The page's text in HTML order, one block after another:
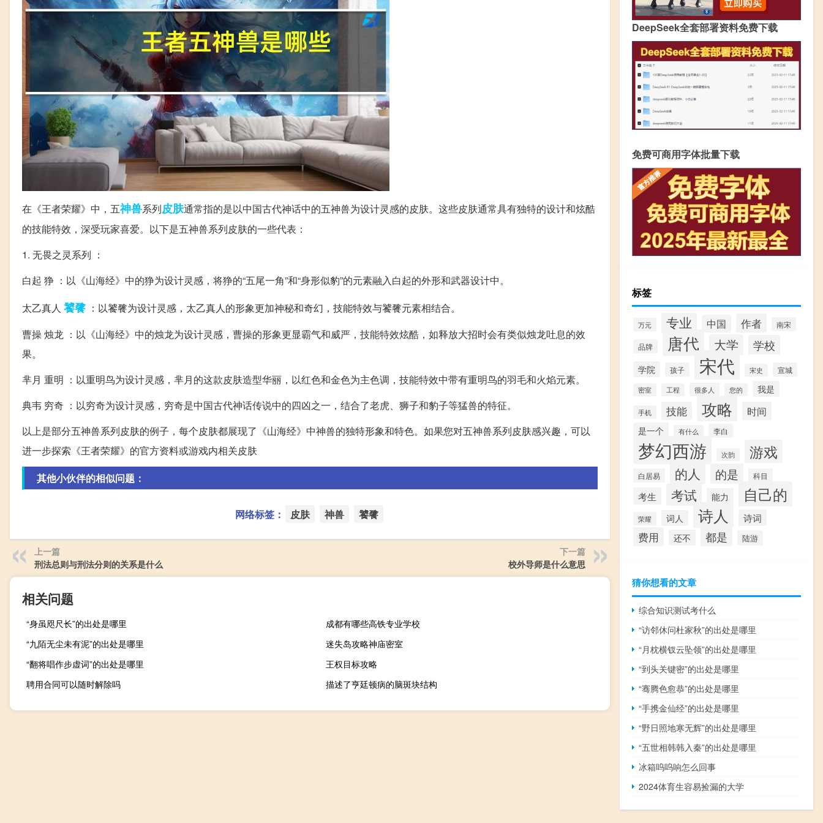
在《王者荣耀》中，五神兽系列皮肤通常指的是以中国古代神话中的五神兽为设计灵感的皮肤。这些皮肤通常具有独特的设计和炫酷
的技能特效，深受玩家喜爱。以下是五神兽系列皮肤的一些代表：
1. 无畏之灵系列 ：
白起 狰 ：以《山海经》中的狰为设计灵感，将狰的“五尾一角”和“身形似豹”的元素融入白起的外形和武器设计中。
太乙真人 饕餮 ：以饕餮为设计灵感，太乙真人的形象更加神秘和奇幻，技能特效与饕餮元素相结合。
曹操 烛龙 ：以《山海经》中的烛龙为设计灵感，曹操的形象更显霸气和威严，技能特效炫酷，如释放大招时会有类似烛龙吐息的效
果。
芈月 重明 ：以重明鸟为设计灵感，芈月的这款皮肤造型华丽，以红色和金色为主色调，技能特效中带有重明鸟的羽毛和火焰元素。
典韦 穷奇 ：以穷奇为设计灵感，穷奇是中国古代神话传说中的四凶之一，结合了老虎、狮子和豹子等猛兽的特征。
以上是部分五神兽系列皮肤的例子，每个皮肤都展现了《山海经》中神兽的独特形象和特色。如果您对五神兽系列皮肤感兴趣，可以
进一步探索《王者荣耀》的官方资料或游戏内相关皮肤
其他小伙伴的相似问题：
网络标签： 皮肤 神兽 饕餮
上一篇
刑法总则与刑法分则的关系是什么
下一篇
校外导师是什么意思
相关问题
“身虽咫尺长”的出处是哪里
成都有哪些高铁专业学校
“九陌无尘未有泥”的出处是哪里
迷失岛攻略神庙密室
“翻将唱作步虚词”的出处是哪里
王权目标攻略
聘用合同可以随时解除吗
描述了亨廷顿病的脑斑块结构
DeepSeek全套部署资料免费下载
免费可商用字体批量下载
标签
万元 专业 中国 作者 南宋
品牌 唐代 大学 学校
学院 孩子 宋代 宋史 宣城
密室 工程 很多人 您的 我是
手机 技能 攻略 时间
是一个 有什么 李白
梦幻西游 次韵 游戏
白居易 的人 的是 科目
考生 考试 能力 自己的
荣耀 词人 诗人 诗词
费用 还不 都是 陆游
猜你想看的文章
综合知识测试考什么
“访邻休问杜家秋”的出处是哪里
“月枕横钗云坠领”的出处是哪里
“到头关键密”的出处是哪里
“骞腾色愈恭”的出处是哪里
“手携金仙经”的出处是哪里
“野日照地寒无辉”的出处是哪里
“五世相韩韩入秦”的出处是哪里
冰箱呜呜响怎么回事
2024体育生容易捡漏的大学